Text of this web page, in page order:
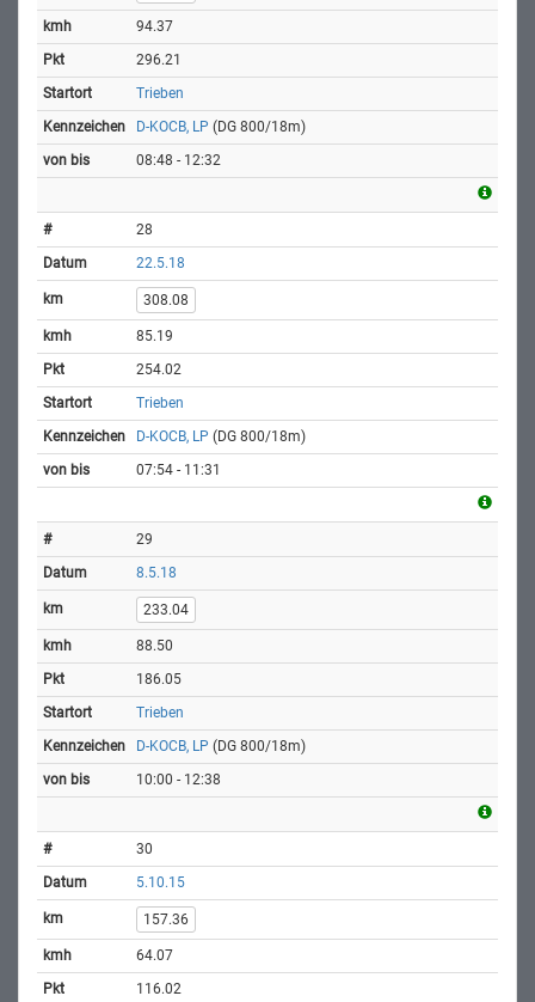
94.37
296.21
Trieben
D-KOCB, LP (DG 800/18m)
08:48 - 12:32
28
22.5.18
308.08
85.19
254.02
Trieben
D-KOCB, LP (DG 800/18m)
07:54 - 11:31
29
8.5.18
233.04
88.50
186.05
Trieben
D-KOCB, LP (DG 800/18m)
10:00 - 12:38
30
5.10.15
157.36
64.07
116.02